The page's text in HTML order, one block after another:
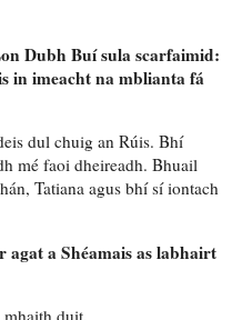
Dubh Buísula scarfaimid:
in imeacht na mbliantafá
dul chuig an Rúis. Bhí
mé faoi dheireadh. Bhuail
Tatiana agus bhí sí iontach
agata Shéamais as labhairt